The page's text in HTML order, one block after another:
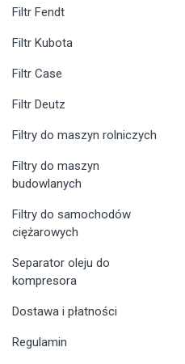
Filtr Fendt
Filtr Kubota
Filtr Case
Filtr Deutz
Filtry do maszyn rolniczych
Filtry do maszyn
budowlanych
Filtry do samochodów
ciężarowych
Separator oleju do
kompresora
Dostawa i płatności
Regulamin